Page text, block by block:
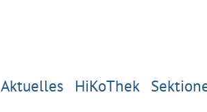
Aktuelles HiKoThek